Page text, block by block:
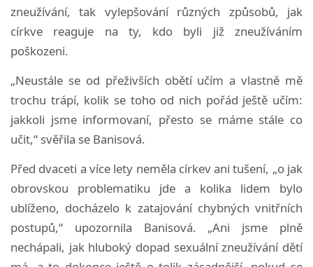
zneužívání, tak vylepšování různých způsobů, jak
církve reaguje na ty, kdo byli již zneužíváním
poškozeni.
„Neustále se od přeživších obětí učím a vlastně mě
trochu trápí, kolik se toho od nich pořád ještě učím:
jakkoli jsme informovaní, přesto se máme stále co
učit,“ svěřila se Banisová.
Před dvaceti a více lety neměla církev ani tušení, „o jak
obrovskou problematiku jde a kolika lidem bylo
ublíženo, docházelo k zatajování chybných vnitřních
postupů,“ upozornila Banisová. „Ani jsme plně
nechápali, jak hluboký dopad sexuální zneužívání dětí